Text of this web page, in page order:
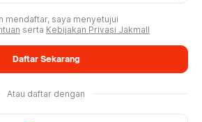
mendaftar, saya menyetujui
serta Kebijakan Privasi Jakmall
Daftar Sekarang
Atau daftar dengan